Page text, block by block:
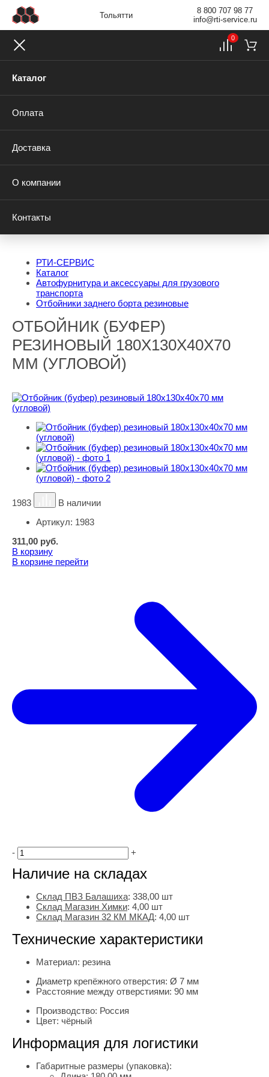
Тольятти
8 800 707 98 77
info@rti-service.ru
Каталог
Оплата
Доставка
О компании
Контакты
0
РТИ-СЕРВИС
Каталог
Автофурнитура и аксессуары для грузового
транспорта
Отбойники заднего борта резиновые
ОТБОЙНИК (БУФЕР)
РЕЗИНОВЫЙ 180Х130Х40Х70
ММ (УГЛОВОЙ)
1983
В наличии
Артикул: 1983
311,00 руб.
В корзину
В корзине перейти
- +
Наличие на складах
Склад ПВЗ Балашиха: 338,00 шт
Склад Магазин Химки: 4,00 шт
Склад Магазин 32 КМ МКАД: 4,00 шт
Технические характеристики
Материал: резина
Диаметр крепёжного отверстия: Ø 7 мм
Расстояние между отверстиями: 90 мм
Производство: Россия
Цвет: чёрный
Информация для логистики
Габаритные размеры (упаковка):